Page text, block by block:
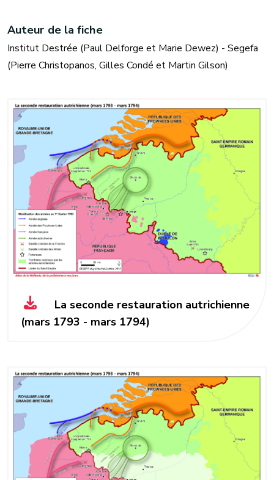
Auteur de la fiche
Institut Destrée (Paul Delforge et Marie Dewez) - Segefa
(Pierre Christopanos, Gilles Condé et Martin Gilson)
La seconde restauration autrichienne
(mars 1793 - mars 1794)